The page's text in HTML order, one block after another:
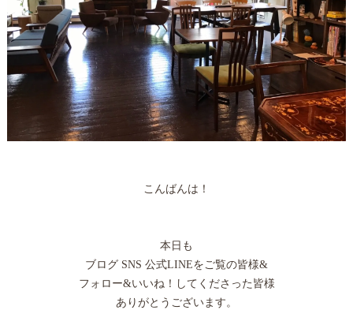
こんばんは！
本日も
ブログ SNS 公式LINEをご覧の皆様&
フォロー&いいね！してくださった皆様
ありがとうございます。